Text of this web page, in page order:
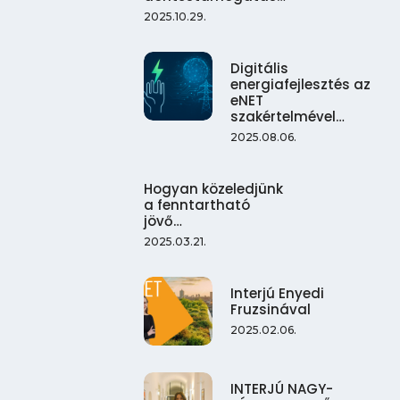
2025.10.29.
Digitális
energiafejlesztés az
eNET
szakértelmével…
2025.08.06.
Hogyan közeledjünk
a fenntartható
jövő…
2025.03.21.
Interjú Enyedi
Fruzsinával
2025.02.06.
INTERJÚ NAGY-